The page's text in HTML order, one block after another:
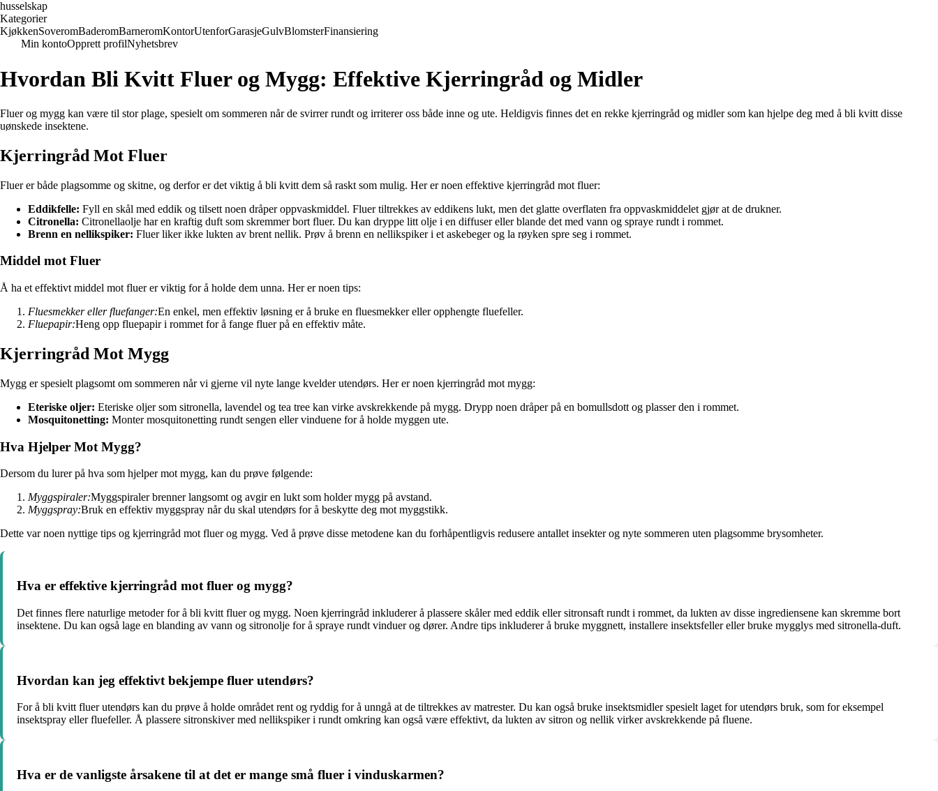
husselskap
Kategorier
KjøkkenSoveromBaderomBarneromKontorUtenforGarasjeGulvBlomsterFinansiering
Min kontoOpprett profilNyhetsbrev
Hvordan Bli Kvitt Fluer og Mygg: Effektive Kjerringråd og Midler
Fluer og mygg kan være til stor plage, spesielt om sommeren når de svirrer rundt og irriterer oss både inne og ute. Heldigvis finnes det en rekke kjerringråd og midler som kan hjelpe deg med å bli kvitt disse
uønskede insektene.
Kjerringråd Mot Fluer
Fluer er både plagsomme og skitne, og derfor er det viktig å bli kvitt dem så raskt som mulig. Her er noen effektive kjerringråd mot fluer:
Eddikfelle: Fyll en skål med eddik og tilsett noen dråper oppvaskmiddel. Fluer tiltrekkes av eddikens lukt, men det glatte overflaten fra oppvaskmiddelet gjør at de drukner.
Citronella: Citronellaolje har en kraftig duft som skremmer bort fluer. Du kan dryppe litt olje i en diffuser eller blande det med vann og spraye rundt i rommet.
Brenn en nellikspiker: Fluer liker ikke lukten av brent nellik. Prøv å brenn en nellikspiker i et askebeger og la røyken spre seg i rommet.
Middel mot Fluer
Å ha et effektivt middel mot fluer er viktig for å holde dem unna. Her er noen tips:
Fluesmekker eller fluefanger:En enkel, men effektiv løsning er å bruke en fluesmekker eller opphengte fluefeller.
Fluepapir:Heng opp fluepapir i rommet for å fange fluer på en effektiv måte.
Kjerringråd Mot Mygg
Mygg er spesielt plagsomt om sommeren når vi gjerne vil nyte lange kvelder utendørs. Her er noen kjerringråd mot mygg:
Eteriske oljer: Eteriske oljer som sitronella, lavendel og tea tree kan virke avskrekkende på mygg. Drypp noen dråper på en bomullsdott og plasser den i rommet.
Mosquitonetting: Monter mosquitonetting rundt sengen eller vinduene for å holde myggen ute.
Hva Hjelper Mot Mygg?
Dersom du lurer på hva som hjelper mot mygg, kan du prøve følgende:
Myggspiraler:Myggspiraler brenner langsomt og avgir en lukt som holder mygg på avstand.
Myggspray:Bruk en effektiv myggspray når du skal utendørs for å beskytte deg mot myggstikk.
Dette var noen nyttige tips og kjerringråd mot fluer og mygg. Ved å prøve disse metodene kan du forhåpentligvis redusere antallet insekter og nyte sommeren uten plagsomme brysomheter.
Hva er effektive kjerringråd mot fluer og mygg?
Det finnes flere naturlige metoder for å bli kvitt fluer og mygg. Noen kjerringråd inkluderer å plassere skåler med eddik eller sitronsaft rundt i rommet, da lukten av disse ingrediensene kan skremme bort
insektene. Du kan også lage en blanding av vann og sitronolje for å spraye rundt vinduer og dører. Andre tips inkluderer å bruke myggnett, installere insektsfeller eller bruke mygglys med sitronella-duft.
Hvordan kan jeg effektivt bekjempe fluer utendørs?
For å bli kvitt fluer utendørs kan du prøve å holde området rent og ryddig for å unngå at de tiltrekkes av matrester. Du kan også bruke insektsmidler spesielt laget for utendørs bruk, som for eksempel
insektspray eller fluefeller. Å plassere sitronskiver med nellikspiker i rundt omkring kan også være effektivt, da lukten av sitron og nellik virker avskrekkende på fluene.
Hva er de vanligste årsakene til at det er mange små fluer i vinduskarmen?